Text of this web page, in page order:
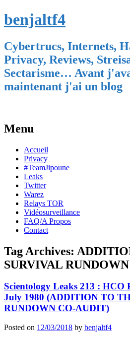
benjaltf4
Cybertrucs, Internets,
Privacy, Reviews,
Sectarisme… Avant
maintenant j'ai un blog
Menu
Skip
content
Accueil
Privacy
#TeamJipoune
Leaks
Twitter
Warez
Relays TOR
Vidéosurveillance
FAQ/A Propos
Contact
Tag Archives:
SURVIVAL
Scientology Leaks 213 : HCO
July 1980 (ADDITION TO
RUNDOWN CO-AUDIT)
Posted on 12/03/2018 by benjaltf4